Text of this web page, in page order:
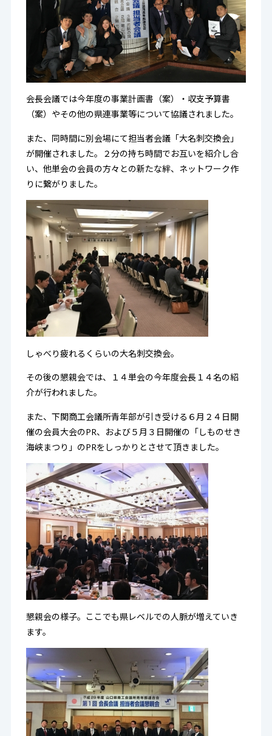
会長会議では今年度の事業計画書（案）・収支予算書
（案）やその他の県連事業等について協議されました。
また、同時間に別会場にて担当者会議「大名刺交換会」
が開催されました。２分の持ち時間でお互いを紹介し合
い、他単会の会員の方々との新たな絆、ネットワーク作
りに繋がりました。
しゃべり疲れるくらいの大名刺交換会。
その後の懇親会では、１４単会の今年度会長１４名の紹
介が行われました。
また、下関商工会議所青年部が引き受ける６月２４日開
催の会員大会のPR、および５月３日開催の「しものせき
海峡まつり」のPRをしっかりとさせて頂きました。
懇親会の様子。ここでも県レベルでの人脈が増えていき
ます。